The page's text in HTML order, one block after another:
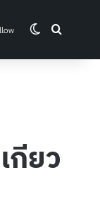
Switch skin
กียว